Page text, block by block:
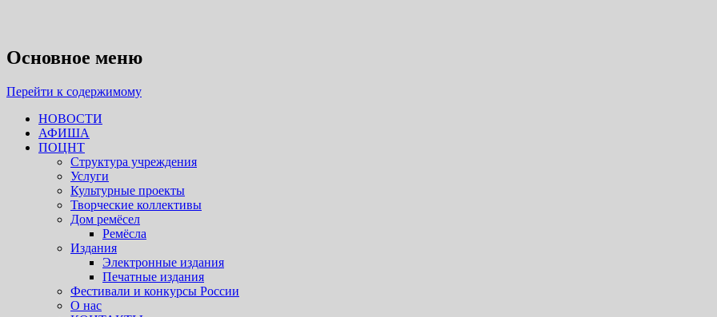
Основное меню
Перейти к содержимому
НОВОСТИ
АФИША
ПОЦНТ
Структура учреждения
Услуги
Культурные проекты
Творческие коллективы
Дом ремёсел
Ремёсла
Издания
Электронные издания
Печатные издания
Фестивали и конкурсы России
О нас